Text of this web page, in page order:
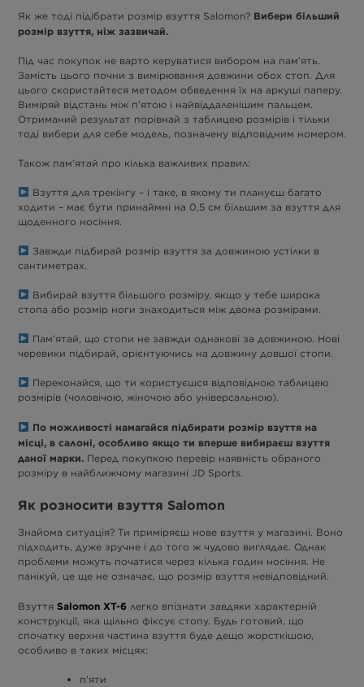
Як же тоді підібрати розмір взуття Salomon? Вибери більший
розмір взуття, ніж зазвичай.
Під час покупок не варто керуватися вибором на пам’ять.
Замість цього почни з вимірювання довжини обох стоп. Для
цього скористайтеся методом обведення їх на аркуші паперу.
Виміряй відстань між п’ятою і найвіддаленішим пальцем.
Отриманий результат порівнай з таблицею розмірів і тільки
тоді вибери для себе модель, позначену відповідним номером.
Також пам’ятай про кілька важливих правил:
Взуття для трекінгу – і таке, в якому ти плануєш багато
ходити – має бути принаймні на 0,5 см більшим за взуття для
щоденного носіння.
Завжди підбирай розмір взуття за довжиною устілки в
сантиметрах.
Вибирай взуття більшого розміру, якщо у тебе широка
стопа або розмір ноги знаходиться між двома розмірами.
Пам’ятай, що стопи не завжди однакові за довжиною. Нові
черевики підбирай, орієнтуючись на довжину довшої стопи.
Переконайся, що ти користуєшся відповідною таблицею
розмірів (чоловічою, жіночою або універсальною).
По можливості намагайся підбирати розмір взуття на
місці, в салоні, особливо якщо ти вперше вибираєш взуття
даної марки. Перед покупкою перевір наявність обраного
розміру в найближчому магазині JD Sports.
Як розносити взуття Salomon
Знайома ситуація? Ти приміряєш нове взуття у магазині. Воно
підходить, дуже зручне і до того ж чудово виглядає. Однак
проблеми можуть початися через кілька годин носіння. Не
панікуй, це ще не означає, що розмір взуття невідповідний.
Взуття Salomon XT-6 легко впізнати завдяки характерній
конструкції, яка щільно фіксує стопу. Будь готовий, що
спочатку верхня частина взуття буде дещо жорсткішою,
особливо в таких місцях:
п’яти